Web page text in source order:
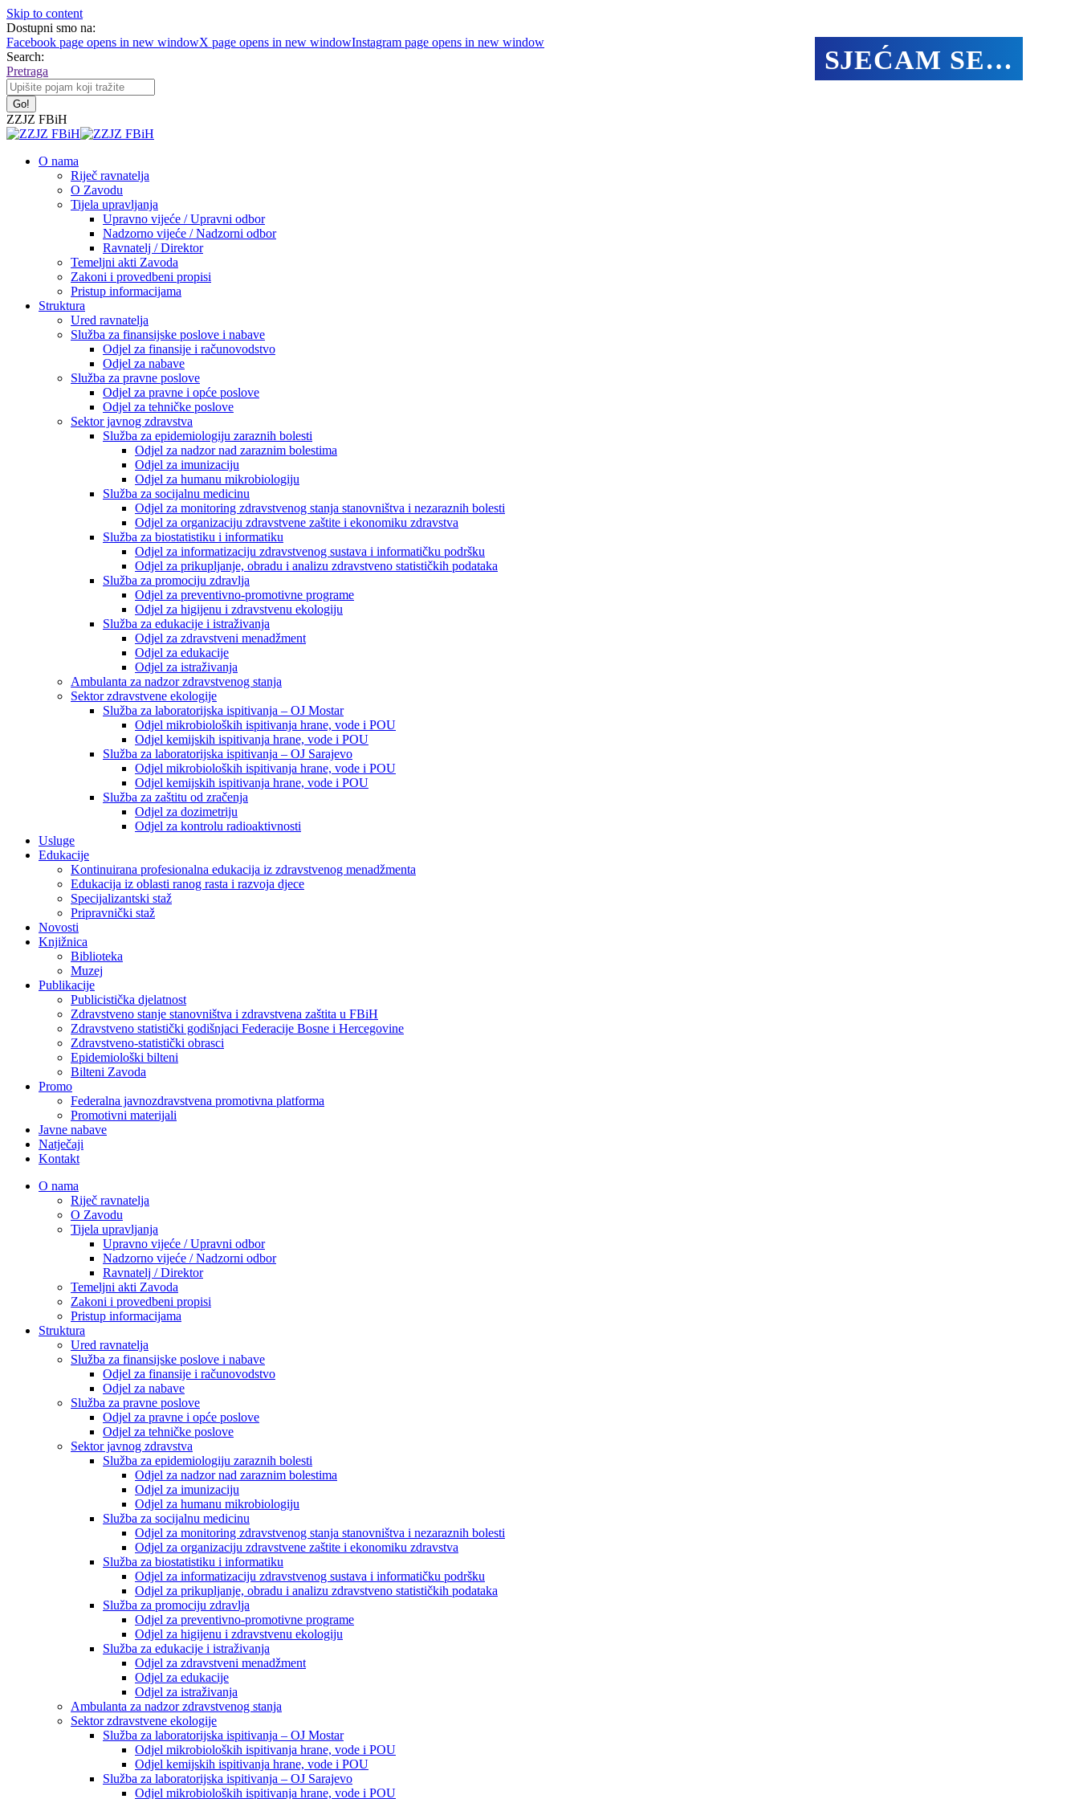
Skip to content
Dostupni smo na:
Facebook page opens in new windowX page opens in new windowInstagram page opens in new window
Search:
Pretraga
ZZJZ FBiH
SJEĆAM SE…
O nama
Riječ ravnatelja
O Zavodu
Tijela upravljanja
Upravno vijeće / Upravni odbor
Nadzorno vijeće / Nadzorni odbor
Ravnatelj / Direktor
Temeljni akti Zavoda
Zakoni i provedbeni propisi
Pristup informacijama
Struktura
Ured ravnatelja
Služba za finansijske poslove i nabave
Odjel za finansije i računovodstvo
Odjel za nabave
Služba za pravne poslove
Odjel za pravne i opće poslove
Odjel za tehničke poslove
Sektor javnog zdravstva
Služba za epidemiologiju zaraznih bolesti
Odjel za nadzor nad zaraznim bolestima
Odjel za imunizaciju
Odjel za humanu mikrobiologiju
Služba za socijalnu medicinu
Odjel za monitoring zdravstvenog stanja stanovništva i nezaraznih bolesti
Odjel za organizaciju zdravstvene zaštite i ekonomiku zdravstva
Služba za biostatistiku i informatiku
Odjel za informatizaciju zdravstvenog sustava i informatičku podršku
Odjel za prikupljanje, obradu i analizu zdravstveno statističkih podataka
Služba za promociju zdravlja
Odjel za preventivno-promotivne programe
Odjel za higijenu i zdravstvenu ekologiju
Služba za edukacije i istraživanja
Odjel za zdravstveni menadžment
Odjel za edukacije
Odjel za istraživanja
Ambulanta za nadzor zdravstvenog stanja
Sektor zdravstvene ekologije
Služba za laboratorijska ispitivanja – OJ Mostar
Odjel mikrobioloških ispitivanja hrane, vode i POU
Odjel kemijskih ispitivanja hrane, vode i POU
Služba za laboratorijska ispitivanja – OJ Sarajevo
Odjel mikrobioloških ispitivanja hrane, vode i POU
Odjel kemijskih ispitivanja hrane, vode i POU
Služba za zaštitu od zračenja
Odjel za dozimetriju
Odjel za kontrolu radioaktivnosti
Usluge
Edukacije
Kontinuirana profesionalna edukacija iz zdravstvenog menadžmenta
Edukacija iz oblasti ranog rasta i razvoja djece
Specijalizantski staž
Pripravnički staž
Novosti
Knjižnica
Biblioteka
Muzej
Publikacije
Publicistička djelatnost
Zdravstveno stanje stanovništva i zdravstvena zaštita u FBiH
Zdravstveno statistički godišnjaci Federacije Bosne i Hercegovine
Zdravstveno-statistički obrasci
Epidemiološki bilteni
Bilteni Zavoda
Promo
Federalna javnozdravstvena promotivna platforma
Promotivni materijali
Javne nabave
Natječaji
Kontakt
O nama
Riječ ravnatelja
O Zavodu
Tijela upravljanja
Upravno vijeće / Upravni odbor
Nadzorno vijeće / Nadzorni odbor
Ravnatelj / Direktor
Temeljni akti Zavoda
Zakoni i provedbeni propisi
Pristup informacijama
Struktura
Ured ravnatelja
Služba za finansijske poslove i nabave
Odjel za finansije i računovodstvo
Odjel za nabave
Služba za pravne poslove
Odjel za pravne i opće poslove
Odjel za tehničke poslove
Sektor javnog zdravstva
Služba za epidemiologiju zaraznih bolesti
Odjel za nadzor nad zaraznim bolestima
Odjel za imunizaciju
Odjel za humanu mikrobiologiju
Služba za socijalnu medicinu
Odjel za monitoring zdravstvenog stanja stanovništva i nezaraznih bolesti
Odjel za organizaciju zdravstvene zaštite i ekonomiku zdravstva
Služba za biostatistiku i informatiku
Odjel za informatizaciju zdravstvenog sustava i informatičku podršku
Odjel za prikupljanje, obradu i analizu zdravstveno statističkih podataka
Služba za promociju zdravlja
Odjel za preventivno-promotivne programe
Odjel za higijenu i zdravstvenu ekologiju
Služba za edukacije i istraživanja
Odjel za zdravstveni menadžment
Odjel za edukacije
Odjel za istraživanja
Ambulanta za nadzor zdravstvenog stanja
Sektor zdravstvene ekologije
Služba za laboratorijska ispitivanja – OJ Mostar
Odjel mikrobioloških ispitivanja hrane, vode i POU
Odjel kemijskih ispitivanja hrane, vode i POU
Služba za laboratorijska ispitivanja – OJ Sarajevo
Odjel mikrobioloških ispitivanja hrane, vode i POU